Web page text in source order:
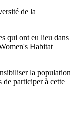
de la
qui ont eu lieu dans
Habitat
la population
de participer à cette